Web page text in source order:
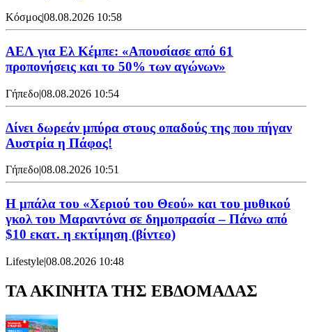
Κόσμος|08.08.2026 10:58
ΑΕΛ για Ελ Κέμπε: «Απουσίασε από 61
προπονήσεις και το 50% των αγώνων»
Γήπεδο|08.08.2026 10:54
Δίνει δωρεάν μπύρα στους οπαδούς της που πήγαν
Αυστρία η Πάφος!
Γήπεδο|08.08.2026 10:51
Η μπάλα του «Χεριού του Θεού» και του μυθικού
γκολ του Μαραντόνα σε δημοπρασία – Πάνω από
$10 εκατ. η εκτίμηση (βίντεο)
Lifestyle|08.08.2026 10:48
ΤΑ ΑΚΙΝΗΤΑ ΤΗΣ ΕΒΔΟΜΑΔΑΣ